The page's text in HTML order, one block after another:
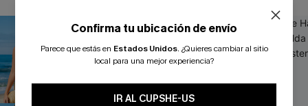
Confirma tu ubicación de envío
Parece que estás en Estados Unidos. ¿Quieres cambiar al sitio
local para una mejor experiencia?
IR AL CUPSHE-US